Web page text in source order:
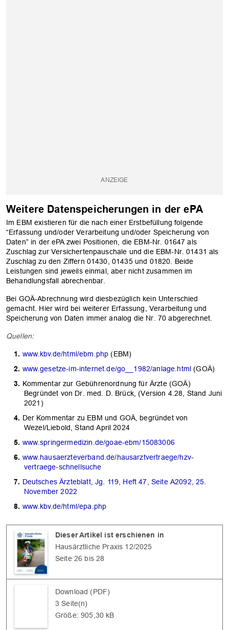
Weitere Datenspeicherungen in der ePA
Im EBM existieren für die nach einer Erstbefüllung folgende
“Erfassung und/oder Verarbeitung und/oder Speicherung von
Daten” in der ePA zwei Positionen, die EBM-Nr. 01647 als
Zuschlag zur Versichertenpauschale und die EBM-Nr. 01431 als
Zuschlag zu den Ziffern 01430, 01435 und 01820. Beide
Leistungen sind jeweils einmal, aber nicht zusammen im
Behandlungsfall abrechenbar.
Bei GOÄ-Abrechnung wird diesbezüglich kein Unterschied
gemacht. Hier wird bei weiterer Erfassung, Verarbeitung und
Speicherung von Daten immer analog die Nr. 70 abgerechnet.
Quellen:
www.kbv.de/html/ebm.php (EBM)
www.gesetze-im-internet.de/go__1982/anlage.html (GOÄ)
Kommentar zur Gebührenordnung für Ärzte (GOÄ)
Begründet von Dr. med. D. Brück, (Version 4.28, Stand Juni
2021)
Der Kommentar zu EBM und GOÄ, begründet von
Wezel/Liebold, Stand April 2024
www.springermedizin.de/goae-ebm/15083006
www.hausaerzteverband.de/hausarztvertraege/hzv-
vertraege-schnellsuche
Deutsches Ärzteblatt, Jg. 119, Heft 47, Seite A2092, 25.
November 2022
www.kbv.de/html/epa.php
Dieser Artikel ist erschienen in
Hausärztliche Praxis 12/2025
Seite 26 bis 28
Download (PDF)
3 Seite(n)
Größe: 905,30 kB